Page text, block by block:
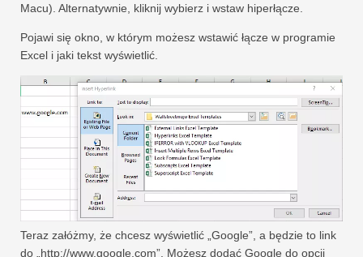
Macu). Alternatywnie, kliknij wybierz i wstaw hiperłącze.
Pojawi się okno, w którym możesz wstawić łącze w programie
Excel i jaki tekst wyświetlić.
Teraz załóżmy, że chcesz wyświetlić „Google”, a będzie to link
do „http://www.google.com”. Możesz dodać Google do opcji